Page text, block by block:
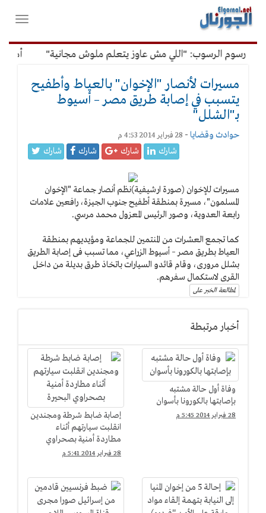
القائمة
الرئيسية
فتح
رسوم الرسوب: "اللي مش عاوز يتعلم ملوش مجانية" أمين
مسيرات لأنصار "الإخوان" بالعياط وأطفيح
يتسبب في إصابة طريق مصر – أسيوط
بـ"الشلل"
حوادث وقضايا - 28 فبراير 2014 4:53 م
شارك شارك شارك شارك
مسيرات للإخوان (صورة ارشيفية)نظم أنصار جماعة "الإخوان
المسلمون"، مسيرة بمنطقة أطفيح جنوب الجيزة، رافعين علامات
رابعة العدوية، وصور الرئيس المعزول محمد مرسي.
كما تجمع العشرات من المنتمين للجماعة ومؤيديهم بمنطقة
العياط بطريق مصر – أسيوط الزراعي، مما تسبب فى إصابة الطريق
بشلل مرورى، وقام قائدو السيارات باتخاذ طرق بديلة من داخل
القرى لاستكمال سفرهم.
لمطالعة الخبر على
أخبار مرتبطة
وفاة أول حالة مشتبه
بإصابتها بالكورونا بأسوان
28 فبراير 2014 5:45 م
إصابة ضابط شرطة ومجندين
انقلبت سيارتهم أثناء
مطاردة أمنية بصحراوي
البحيرة
28 فبراير 2014 5:41 م